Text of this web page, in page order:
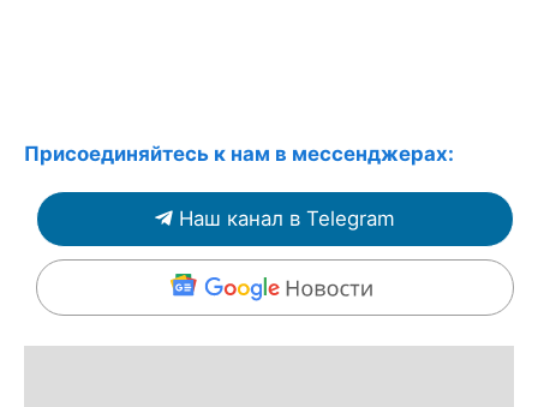
Присоединяйтесь к нам в мессенджерах:
Наш канал в Telegram